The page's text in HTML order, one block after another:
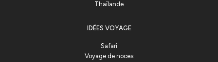
Thaïlande
IDÉES VOYAGE
Safari
Voyage de noces